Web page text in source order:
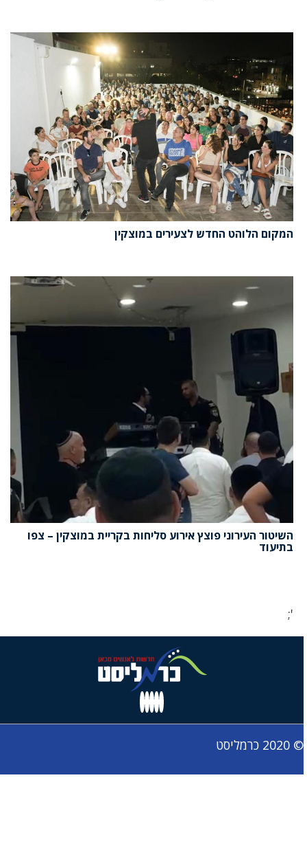
המקום הלוהט החדש לצעירים במוצקין
השיטור העירוני פוצץ אירוע סליחות בקריית במוצקין – צפו
בתיעוד
';
© 2020 כרמליסט